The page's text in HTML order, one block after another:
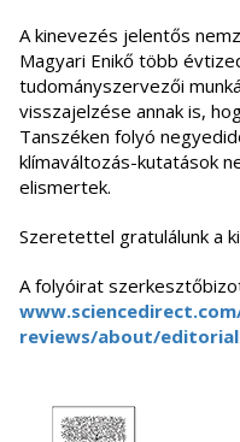
A kinevezés jelentős
Magyari Enikő több
tudományszervezői
visszajelzése annak is,
Tanszéken folyó
klímaváltozás-kutatások
elismertek.
Szeretettel gratulálunk a
A folyóirat
reviews/about/